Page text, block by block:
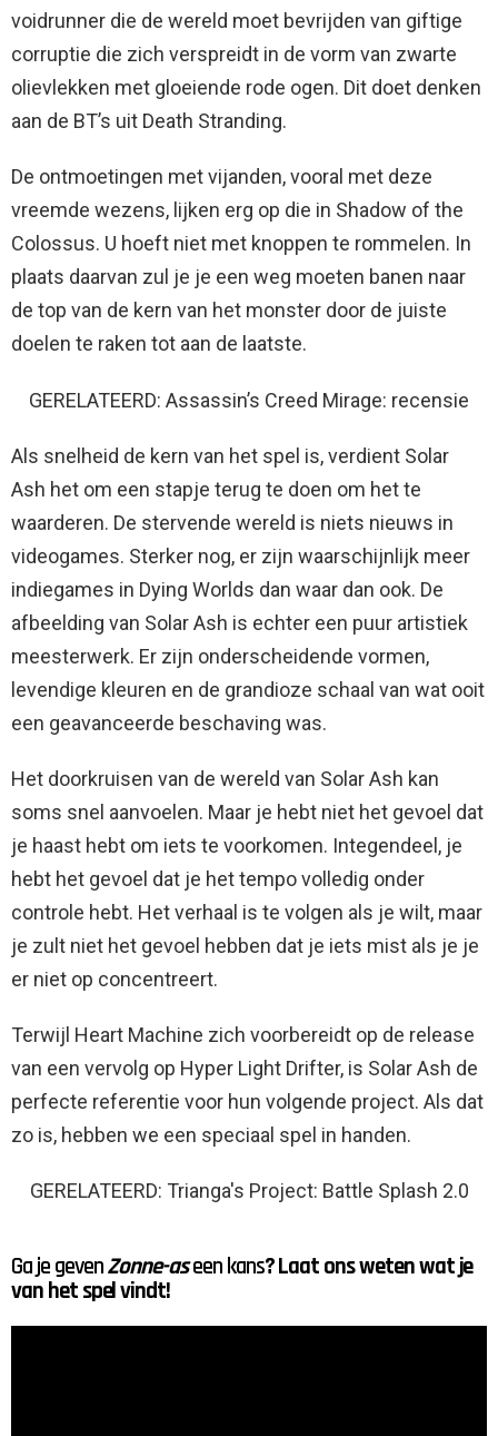
voidrunner die de wereld moet bevrijden van giftige
corruptie die zich verspreidt in de vorm van zwarte
olievlekken met gloeiende rode ogen. Dit doet denken
aan de BT’s uit Death Stranding.
De ontmoetingen met vijanden, vooral met deze
vreemde wezens, lijken erg op die in Shadow of the
Colossus. U hoeft niet met knoppen te rommelen. In
plaats daarvan zul je je een weg moeten banen naar
de top van de kern van het monster door de juiste
doelen te raken tot aan de laatste.
GERELATEERD: Assassin’s Creed Mirage: recensie
Als snelheid de kern van het spel is, verdient Solar
Ash het om een ​​stapje terug te doen om het te
waarderen. De stervende wereld is niets nieuws in
videogames. Sterker nog, er zijn waarschijnlijk meer
indiegames in Dying Worlds dan waar dan ook. De
afbeelding van Solar Ash is echter een puur artistiek
meesterwerk. Er zijn onderscheidende vormen,
levendige kleuren en de grandioze schaal van wat ooit
een geavanceerde beschaving was.
Het doorkruisen van de wereld van Solar Ash kan
soms snel aanvoelen. Maar je hebt niet het gevoel dat
je haast hebt om iets te voorkomen. Integendeel, je
hebt het gevoel dat je het tempo volledig onder
controle hebt. Het verhaal is te volgen als je wilt, maar
je zult niet het gevoel hebben dat je iets mist als je je
er niet op concentreert.
Terwijl Heart Machine zich voorbereidt op de release
van een vervolg op Hyper Light Drifter, is Solar Ash de
perfecte referentie voor hun volgende project. Als dat
zo is, hebben we een speciaal spel in handen.
GERELATEERD: Trianga's Project: Battle Splash 2.0
Ga je gevenZonne-aseen kans? Laat ons weten wat je
van het spel vindt!